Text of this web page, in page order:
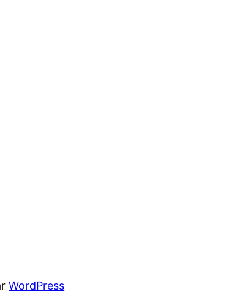
WordPress